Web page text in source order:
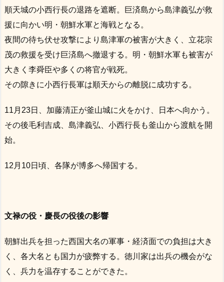
順天城の小西行長の退路を遮断。巨済島から島津義弘が救
援に向かい明・朝鮮水軍と海戦となる。
夜間の待ち伏せ攻撃により島津軍の被害が大きく、立花宗
茂の救援を受け巨済島へ撤退する。明・朝鮮水軍も被害が
大きく李舜臣や多くの将官が戦死。
その隙きに小西行長軍は順天からの離脱に成功する。
11月23日、加藤清正が釜山城に火をかけ、日本へ向かう。
その後毛利吉成、島津義弘、小西行長も釜山から渡航を開
始。
12月10日頃、各隊が博多へ帰国する。
文禄の役・慶長の役後の影響
朝鮮出兵を担った西国大名の軍事・経済面での負担は大き
く、各大名とも国力が疲弊する。徳川家は出兵の機会がな
く、兵力を温存することができた。